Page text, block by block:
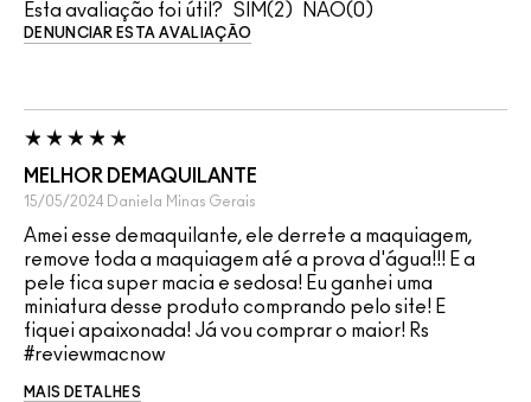
Esta avaliação foi útil? 2 0
DENUNCIAR ESTA AVALIAÇÃO
MELHOR DEMAQUILANTE
15/05/2024 Daniela Minas Gerais
Amei esse demaquilante, ele derrete a maquiagem,
remove toda a maquiagem até a prova d'água!!! E a
pele fica super macia e sedosa! Eu ganhei uma
miniatura desse produto comprando pelo site! E
fiquei apaixonada! Já vou comprar o maior! Rs
#reviewmacnow
MAIS DETALHES